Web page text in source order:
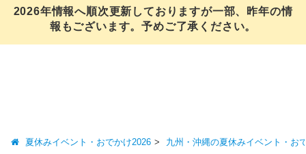
2026年情報へ順次更新しておりますが一部、昨年の情
報もございます。予めご了承ください。
夏休みイベント・おでかけ2026 九州・沖縄の夏休みイベント・お